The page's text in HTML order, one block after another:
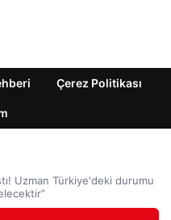
Çerez Politikası
Uzman Türkiye'deki durumu